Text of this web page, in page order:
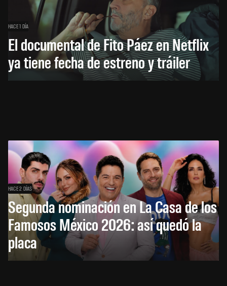
HACE 1 DÍA
El documental de Fito Páez en Netflix
ya tiene fecha de estreno y tráiler
HACE 2 DÍAS
Segunda nominación en La Casa de los
Famosos México 2026: así quedó la
placa